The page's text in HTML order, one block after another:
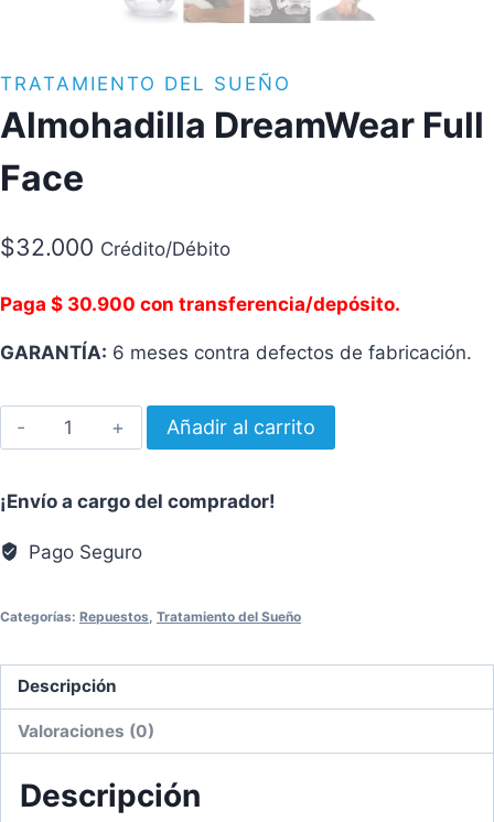
TRATAMIENTO DEL SUEÑO
Almohadilla DreamWear Full
Face
$32.000 Crédito/Débito
Paga $ 30.900 con transferencia/depósito.
GARANTÍA: 6 meses contra defectos de fabricación.
Almohadilla
DreamWear
Face
Añadir al carrito
¡Envío a cargo del comprador!
Pago Seguro
Categorías: Repuestos Tratamiento del Sueño
Descripción
Valoraciones (0)
Descripción